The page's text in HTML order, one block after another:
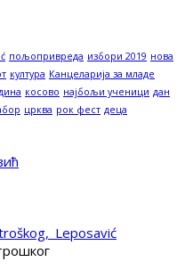
пољопривреда избори 2019 нова
култура Канцеларија за младе
косово најбољи ученици дан
црква рок фест деца